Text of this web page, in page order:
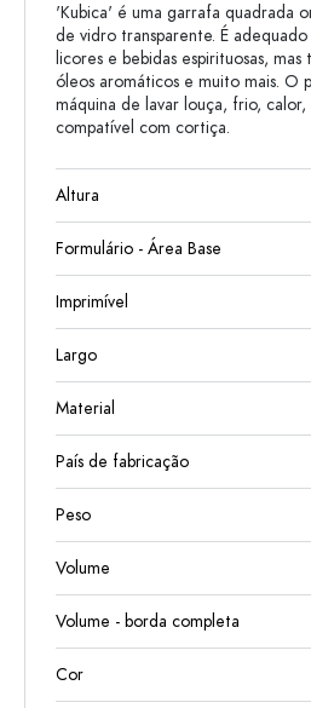
'Kubica' é uma garrafa quadrada
de vidro transparente. É
licores e bebidas espirituosas, mas
óleos aromáticos e muito mais. O
máquina de lavar louça, frio,
compatível com cortiça.
Altura
Formulário - Área Base
Imprimível
Largo
Material
País de fabricação
Peso
Volume
Volume - borda completa
Cor